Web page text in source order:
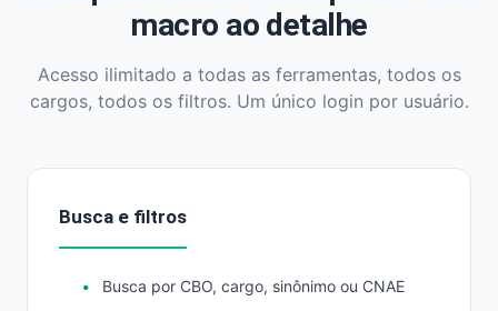
macro ao detalhe
Acesso ilimitado a todas as ferramentas, todos os
cargos, todos os filtros. Um único login por usuário.
Busca e filtros
Busca por CBO, cargo, sinônimo ou CNAE